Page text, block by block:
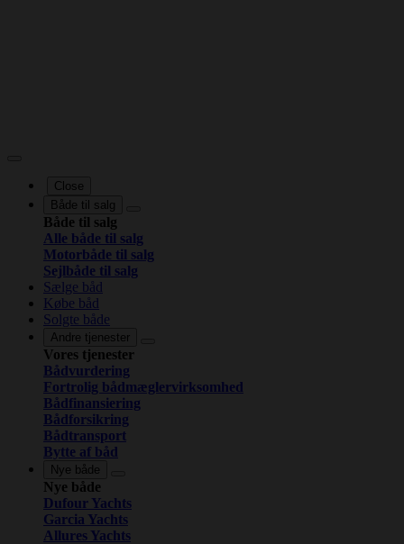
Close
Både til salg
Både til salg
Alle både til salg
Motorbåde til salg
Sejlbåde til salg
Sælge båd
Købe båd
Solgte både
Andre tjenester
Vores tjenester
Bådvurdering
Fortrolig bådmæglervirksomhed
Bådfinansiering
Bådforsikring
Bådtransport
Bytte af båd
Nye både
Nye både
Dufour Yachts
Garcia Yachts
Allures Yachts